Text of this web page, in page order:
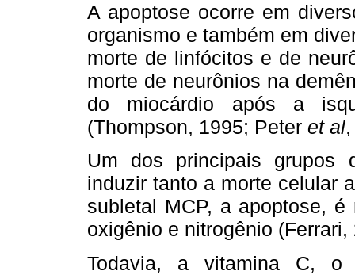
A apoptose ocorre em
organismo e também em
morte de linfócitos e de
morte de neurônios na
do miocárdio após a
(Thompson, 1995; Peter et al
Um dos principais grupos
induzir tanto a morte celular
subletal MCP, a apoptose,
oxigênio e nitrogênio (Ferrari,
Todavia, a vitamina C, o